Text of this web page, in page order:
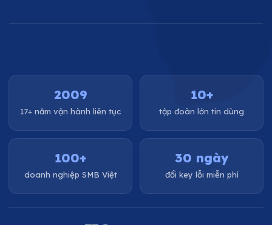
2009
17+ năm vận hành liên tục
10+
tập đoàn lớn tin dùng
100+
doanh nghiệp SMB Việt
30 ngày
đổi key lỗi miễn phí